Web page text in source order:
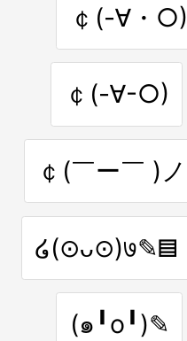
￠(-∀・○)
￠(-∀-○)
￠(￣ー￣ )ノ
໒(⊙ᴗ⊙)७✎▤
(๑╹o╹)✎